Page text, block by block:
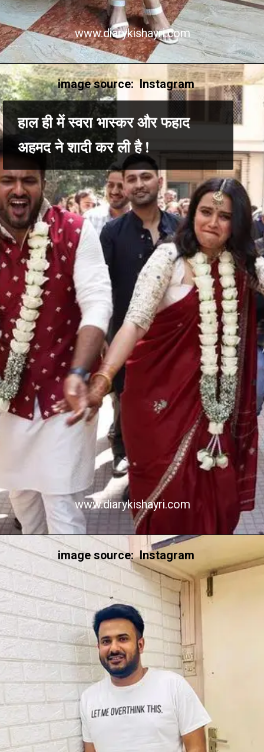
www.diarykishayri.com
हाल ही में स्वरा भास्कर और फहाद
अहमद ने शादी कर ली है !
www.diarykishayri.com
image source: Instagram
image source: Instagram